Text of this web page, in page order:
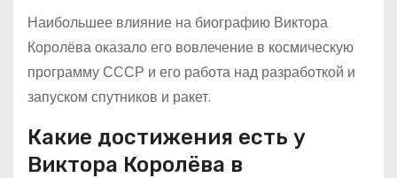
Наибольшее влияние на биографию Виктора
Королёва оказало его вовлечение в космическую
программу СССР и его работа над разработкой и
запуском спутников и ракет.
Какие достижения есть у
Виктора Королёва в